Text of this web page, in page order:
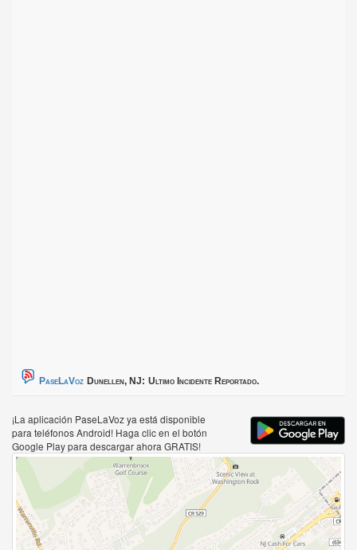
PaseLaVoz Dunellen, NJ: Ultimo Incidente Reportado.
¡La aplicación PaseLaVoz ya está disponible
para teléfonos Android! Haga clic en el botón
Google Play para descargar ahora GRATIS!